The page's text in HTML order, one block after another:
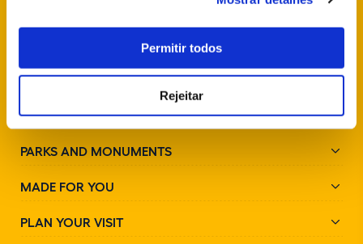
Permitir todos
Rejeitar
PARKS AND MONUMENTS
MADE FOR YOU
PLAN YOUR VISIT